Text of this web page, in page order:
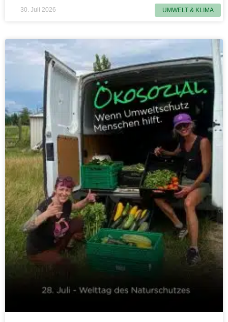
UMWELT & KLIMA
30. Juli 2026